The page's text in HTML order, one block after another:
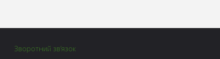
Зворотний зв’язок